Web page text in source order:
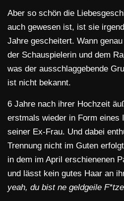
Aber so schön die
auch gewesen ist, ist sie
Jahre gescheitert. Wann
der Schauspielerin und dem
was der ausschlaggebende
ist nicht bekannt.
6 Jahre nach ihrer Hochzeit
erstmals wieder in Form eines
seiner Ex-Frau. Und dabei
Trennung nicht im Guten
in dem im April erschienenen
und lässt kein gutes Haar an
yeah, du bist ne geldgeile